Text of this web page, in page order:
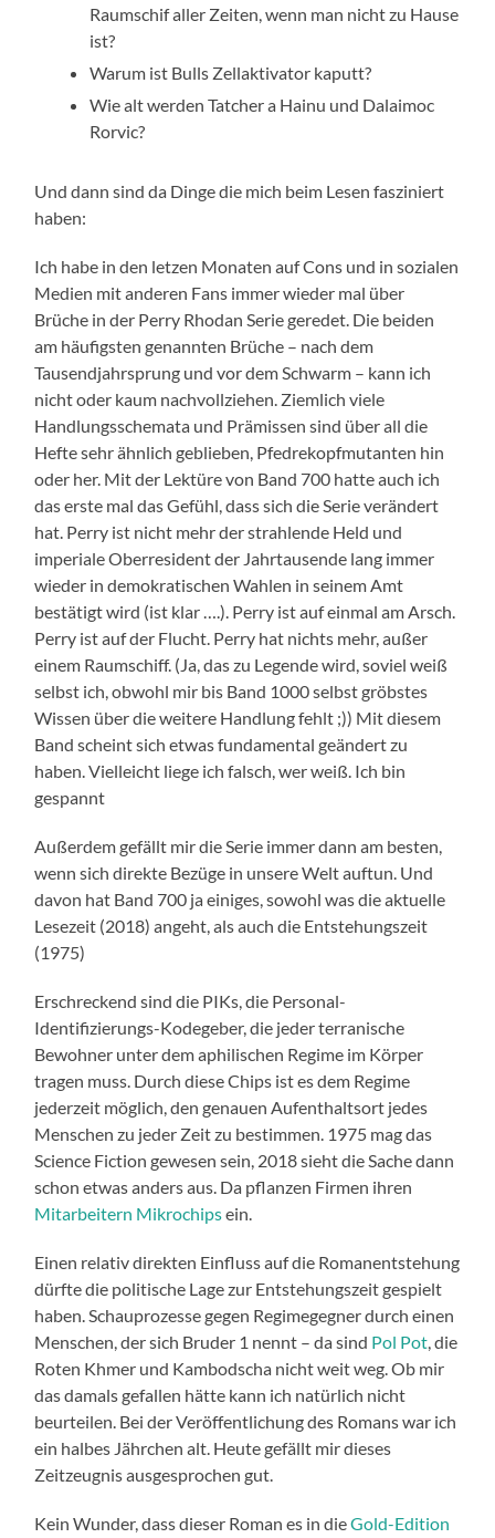
Raumschif aller Zeiten, wenn man nicht zu Hause
ist?
Warum ist Bulls Zellaktivator kaputt?
Wie alt werden Tatcher a Hainu und Dalaimoc
Rorvic?
Und dann sind da Dinge die mich beim Lesen fasziniert
haben:
Ich habe in den letzen Monaten auf Cons und in sozialen
Medien mit anderen Fans immer wieder mal über
Brüche in der Perry Rhodan Serie geredet. Die beiden
am häufigsten genannten Brüche – nach dem
Tausendjahrsprung und vor dem Schwarm – kann ich
nicht oder kaum nachvollziehen. Ziemlich viele
Handlungsschemata und Prämissen sind über all die
Hefte sehr ähnlich geblieben, Pfedrekopfmutanten hin
oder her. Mit der Lektüre von Band 700 hatte auch ich
das erste mal das Gefühl, dass sich die Serie verändert
hat. Perry ist nicht mehr der strahlende Held und
imperiale Oberresident der Jahrtausende lang immer
wieder in demokratischen Wahlen in seinem Amt
bestätigt wird (ist klar ….). Perry ist auf einmal am Arsch.
Perry ist auf der Flucht. Perry hat nichts mehr, außer
einem Raumschiff. (Ja, das zu Legende wird, soviel weiß
selbst ich, obwohl mir bis Band 1000 selbst gröbstes
Wissen über die weitere Handlung fehlt ;)) Mit diesem
Band scheint sich etwas fundamental geändert zu
haben. Vielleicht liege ich falsch, wer weiß. Ich bin
gespannt
Außerdem gefällt mir die Serie immer dann am besten,
wenn sich direkte Bezüge in unsere Welt auftun. Und
davon hat Band 700 ja einiges, sowohl was die aktuelle
Lesezeit (2018) angeht, als auch die Entstehungszeit
(1975)
Erschreckend sind die PIKs, die Personal-
Identifizierungs-Kodegeber, die jeder terranische
Bewohner unter dem aphilischen Regime im Körper
tragen muss. Durch diese Chips ist es dem Regime
jederzeit möglich, den genauen Aufenthaltsort jedes
Menschen zu jeder Zeit zu bestimmen. 1975 mag das
Science Fiction gewesen sein, 2018 sieht die Sache dann
schon etwas anders aus. Da pflanzen Firmen ihren
Mitarbeitern Mikrochipsein.
Einen relativ direkten Einfluss auf die Romanentstehung
dürfte die politische Lage zur Entstehungszeit gespielt
haben. Schauprozesse gegen Regimegegner durch einen
Menschen, der sich Bruder 1 nennt – da sind Pol Pot, die
Roten Khmer und Kambodscha nicht weit weg. Ob mir
das damals gefallen hätte kann ich natürlich nicht
beurteilen. Bei der Veröffentlichung des Romans war ich
ein halbes Jährchen alt. Heute gefällt mir dieses
Zeitzeugnis ausgesprochen gut.
Kein Wunder, dass dieser Roman es in dieGold-Edition